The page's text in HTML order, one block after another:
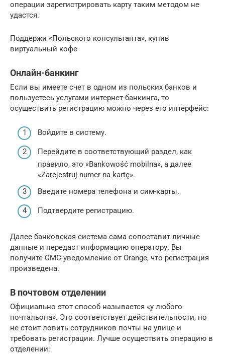
операции зарегистрировать карту таким методом не
удастся.
Поддержи «Польского консультанта», купив
виртуальный кофе
Онлайн-банкинг
Если вы имеете счет в одном из польских банков и
пользуетесь услугами интернет-банкинга, то
осуществить регистрацию можно через его интерфейс:
Войдите в систему.
Перейдите в соответствующий раздел, как
правило, это «Bankowość mobilna», а далее
«Zarejestruj numer na kartę».
Введите номера телефона и сим-карты.
Подтвердите регистрацию.
Далее банковская система сама сопоставит личные
данные и передаст информацию оператору. Вы
получите СМС-уведомление от Orange, что регистрация
произведена.
В почтовом отделении
Официально этот способ называется «у любого
почтальона». Это соответствует действительности, но
не стоит ловить сотрудников почты на улице и
требовать регистрации. Лучше осуществить операцию в
отделении: